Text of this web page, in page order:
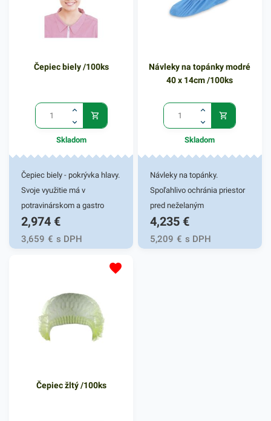
Čepiec biely /100ks
Skladom
Čepiec biely - pokrývka hlavy.
Svoje využitie má v
potravinárskom a gastro
priemysle. Je vyrobený z
priedušného materiálu,
vďaka čomu je nenarušený
komfort užívateľa. Balené po
2,974 €
3,659 € s DPH
Návleky na topánky modré
40 x 14cm /100ks
Skladom
Návleky na topánky.
Spoľahlivo ochránia priestor
pred neželaným
znečistením.Používajú sa v
zdravotníctve, ambulanciách,
výrobných halách, v
4,235 €
5,209 € s DPH
Čepiec žltý /100ks